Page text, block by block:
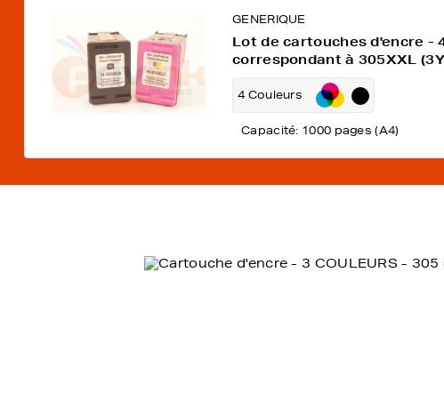
GENERIQUE
Lot de cartouches d'encre -
correspondant à 305XXL
4 Couleurs
Capacité: 1000 pages (A4)